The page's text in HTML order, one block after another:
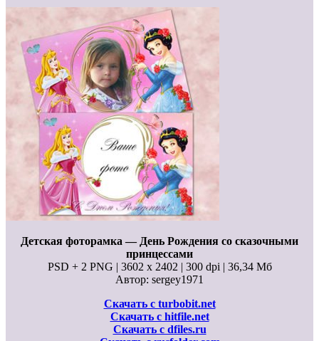
Детская фоторамка — День Рождения со сказочными
принцессами
PSD + 2 PNG | 3602 x 2402 | 300 dpi | 36,34 Мб
Автор: sergey1971
Скачать с turbobit.net
Скачать с hitfile.net
Скачать с dfiles.ru